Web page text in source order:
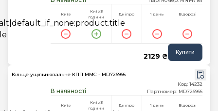
Київ
Київ 3
години
Дніпро 1 день В дорозі
2129 ₴ Купити
Кільце ущільнювальне КПП MMC - MD726966
В наявності
Код: 14232
Партномер: MD726966
Київ
Київ 3
години
Дніпро 1 день В дорозі